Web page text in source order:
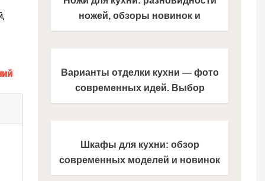
ножей, обзоры новинок и
популярных моделей (150 фото)
Варианты отделки кухни — фото
современных идей. Выбор
отделочных материалов, стиля и
Шкафы для кухни: обзор
современных моделей и новинок
из каталога 2021 года. Фото